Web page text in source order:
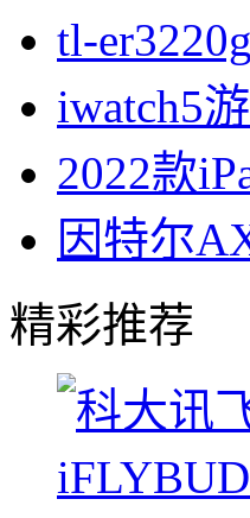
tl-
iwatch5
2022款
因特尔
精彩推荐